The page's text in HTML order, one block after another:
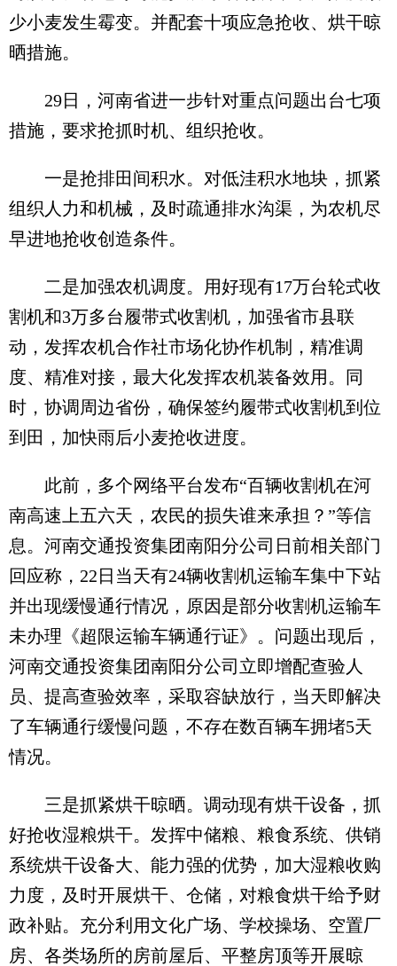
少小麦发生霉变。并配套十项应急抢收、烘干晾
晒措施。
29日，河南省进一步针对重点问题出台七项
措施，要求抢抓时机、组织抢收。
一是抢排田间积水。对低洼积水地块，抓紧
组织人力和机械，及时疏通排水沟渠，为农机尽
早进地抢收创造条件。
二是加强农机调度。用好现有17万台轮式收
割机和3万多台履带式收割机，加强省市县联
动，发挥农机合作社市场化协作机制，精准调
度、精准对接，最大化发挥农机装备效用。同
时，协调周边省份，确保签约履带式收割机到位
到田，加快雨后小麦抢收进度。
此前，多个网络平台发布“百辆收割机在河
南高速上五六天，农民的损失谁来承担？”等信
息。河南交通投资集团南阳分公司日前相关部门
回应称，22日当天有24辆收割机运输车集中下站
并出现缓慢通行情况，原因是部分收割机运输车
未办理《超限运输车辆通行证》。问题出现后，
河南交通投资集团南阳分公司立即增配查验人
员、提高查验效率，采取容缺放行，当天即解决
了车辆通行缓慢问题，不存在数百辆车拥堵5天
情况。
三是抓紧烘干晾晒。调动现有烘干设备，抓
好抢收湿粮烘干。发挥中储粮、粮食系统、供销
系统烘干设备大、能力强的优势，加大湿粮收购
力度，及时开展烘干、仓储，对粮食烘干给予财
政补贴。充分利用文化广场、学校操场、空置厂
房、各类场所的房前屋后、平整房顶等开展晾